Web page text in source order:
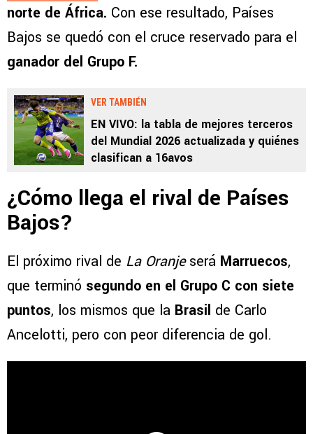
norte de África. Con ese resultado, Países
Bajos se quedó con el cruce reservado para el
ganador del Grupo F.
VER TAMBIÉN
EN VIVO: la tabla de mejores terceros
del Mundial 2026 actualizada y quiénes
clasifican a 16avos
¿Cómo llega el rival de Países
Bajos?
El próximo rival de La Oranjeserá Marruecos,
que terminó segundo en el Grupo C con siete
puntos, los mismos que la Brasil de Carlo
Ancelotti, pero con peor diferencia de gol.